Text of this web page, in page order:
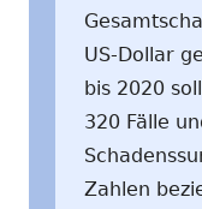
US-Dollar
bis 2020
320 Fälle
Zahlen